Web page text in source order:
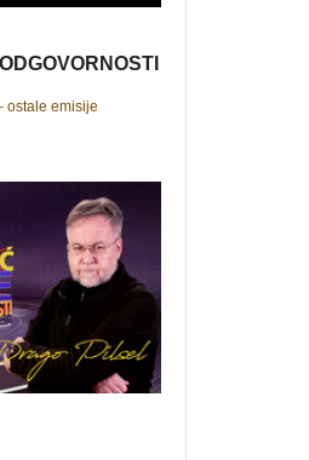
ostale emisije